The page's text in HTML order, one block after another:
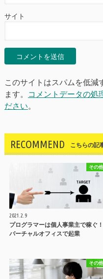
サイト
このサイトはスパムを低減
ます。
コメントデータの処
ださい。
RECOMMEND こちらの記
その
2021.2.9
プログラマーは個人事業主で稼ぐ！
バーチャルオフィスで起業
その